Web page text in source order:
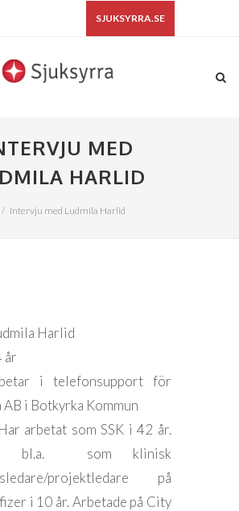
SJUKSYRRA.SE
MED
HARLID
/ Intervju med Ludmila Harlid
Harlid
år
i telefonsupport för
i Botkyrka Kommun
arbetat som SSK i 42 år.
bl.a. som klinisk
projektledare på
i 10 år. Arbetade på City